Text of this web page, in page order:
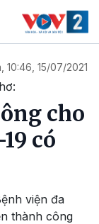
10:46, 15/07/2021
cho
có
viện đa
thành công